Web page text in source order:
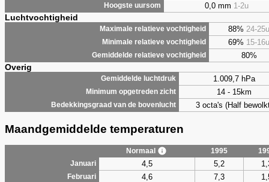
Hoogste uursom 0,0 mm 1-2u
Luchtvochtigheid
Maximale relatieve vochtigheid 88% 24-25u
Minimale relatieve vochtigheid 69% 15-16u
Gemiddelde relatieve vochtigheid 80%
Overig
Gemiddelde luchtdruk 1.009,7 hPa
Minimum opgetreden zicht 14 - 15km
Bedekkingsgraad van de bovenlucht 3 octa's (Half
Maandgemiddelde temperaturen
Normaal 1995
Januari
4,5 5,2
Februari 4,6 7,3